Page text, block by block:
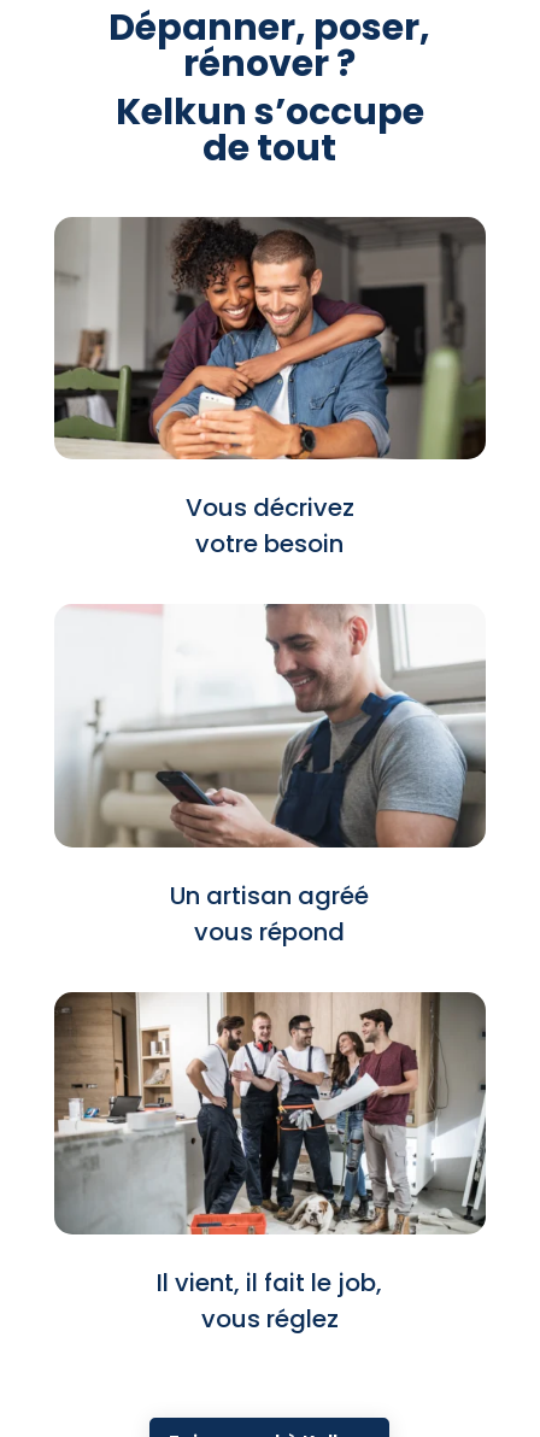
Dépanner, poser,
rénover ?
Kelkun s’occupe
de tout
Vous décrivez
votre besoin
Un artisan agréé
vous répond
Il vient, il fait le job,
vous réglez